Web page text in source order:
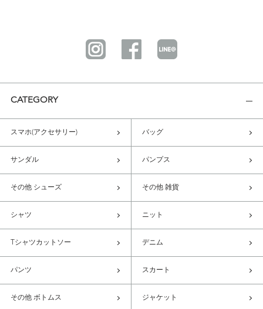
CATEGORY
スマホ(アクセサリー) バッグ
サンダル パンプス
その他 シューズ その他 雑貨
シャツ ニット
Tシャツカットソー デニム
パンツ スカート
その他 ボトムス ジャケット